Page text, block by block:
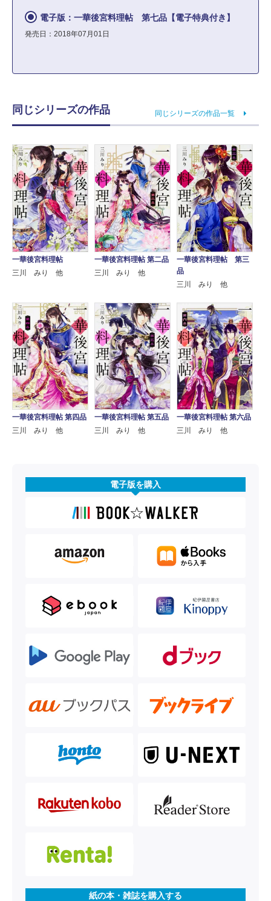
電子版：一華後宮料理帖 第七品【電子特典付き】
発売日：2018年07月01日
同じシリーズの作品 同じシリーズの作品一覧
一華後宮料理帖
三川 みり 他
一華後宮料理帖 第二品
三川 みり 他
一華後宮料理帖 第三
品
三川 みり 他
一華後宮料理帖 第四品
三川 みり 他
一華後宮料理帖 第五品
三川 みり 他
一華後宮料理帖 第六品
三川 みり 他
電子版を購入
紙の本・雑誌を購入する